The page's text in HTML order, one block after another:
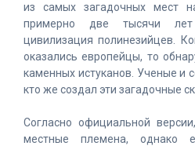
из самых загадочных мест
примерно две тысячи лет
цивилизация полинезийцев.
оказались европейцы, то
каменных истуканов. Ученые и
кто же создал эти загадочные
Согласно официальной
местные племена, однако